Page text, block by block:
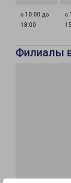
с 10:00 до
18:00
с
Филиалы